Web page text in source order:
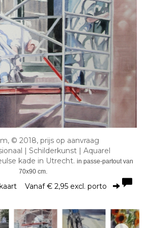
© 2018, prijs op aanvraag
| Schilderkunst | Aquarel
kade in Utrecht. in passe-partout van
70x90 cm.
Vanaf € 2,95 excl. porto